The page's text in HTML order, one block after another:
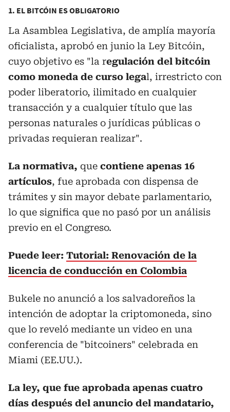
1. EL BITCÓIN ES OBLIGATORIO
La Asamblea Legislativa, de amplía mayoría
oficialista, aprobó en junio la Ley Bitcóin,
cuyo objetivo es "la regulación del bitcóin
como moneda de curso legal, irrestricto con
poder liberatorio, ilimitado en cualquier
transacción y a cualquier título que las
personas naturales o jurídicas públicas o
privadas requieran realizar".
La normativa, que contiene apenas 16
artículos, fue aprobada con dispensa de
trámites y sin mayor debate parlamentario,
lo que significa que no pasó por un análisis
previo en el Congreso.
Puede leer: Tutorial: Renovación de la
licencia de conducción en Colombia
Bukele no anunció a los salvadoreños la
intención de adoptar la criptomoneda, sino
que lo reveló mediante un video en una
conferencia de "bitcoiners" celebrada en
Miami (EE.UU.).
La ley, que fue aprobada apenas cuatro
días después del anuncio del mandatario,